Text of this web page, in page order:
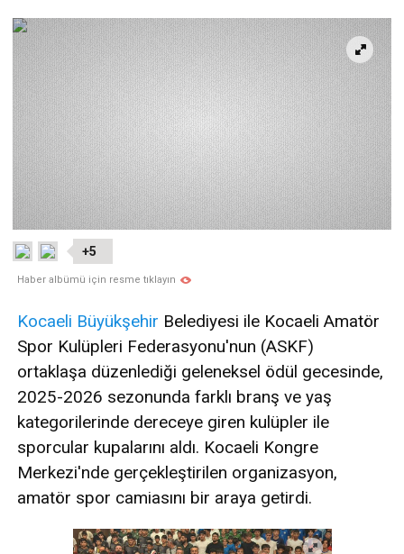
+5
Haber albümü için resme tıklayın
Kocaeli Büyükşehir Belediyesi ile Kocaeli Amatör
Spor Kulüpleri Federasyonu'nun (ASKF)
ortaklaşa düzenlediği geleneksel ödül gecesinde,
2025-2026 sezonunda farklı branş ve yaş
kategorilerinde dereceye giren kulüpler ile
sporcular kupalarını aldı. Kocaeli Kongre
Merkezi'nde gerçekleştirilen organizasyon,
amatör spor camiasını bir araya getirdi.